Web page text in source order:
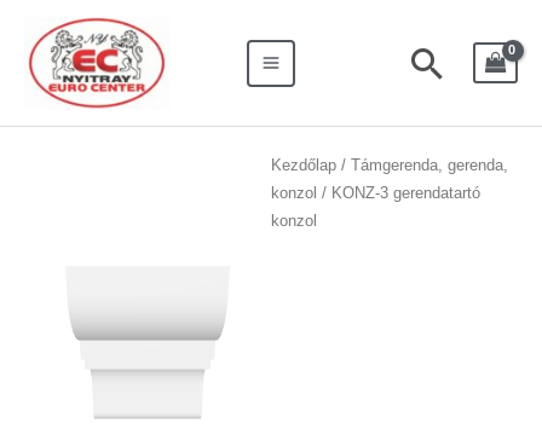
content
Menu
Search
Kezdőlap /
Támgerenda, gerenda,
konzol / KONZ-3 gerendatartó
konzol
for: